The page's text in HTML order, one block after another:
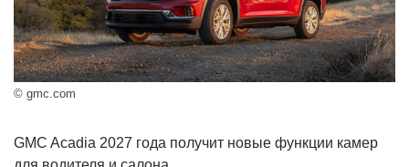
© gmc.com
GMC Acadia 2027 года получит новые функции камер